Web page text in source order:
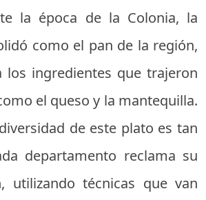
la época de la Colonia, la
como el pan de la región,
los ingredientes que trajeron
el queso y la mantequilla.
de este plato es tan
departamento reclama su
utilizando técnicas que van